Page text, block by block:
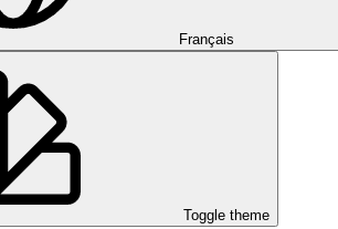
Français
Toggle theme